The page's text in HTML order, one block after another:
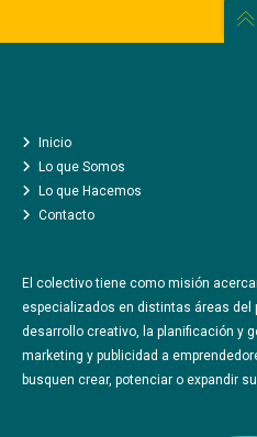
Inicio
Lo que Somos
Lo que Hacemos
Contacto
El colectivo tiene como misión
especializados en distintas áreas del
desarrollo creativo, la planificación y
marketing y publicidad a
busquen crear, potenciar o expandir
INICIO